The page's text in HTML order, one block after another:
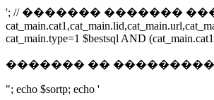
'; // ������� ������� ������ //
cat_main.type=1 $bestsql AND
������� ��
"; echo $sortp; echo '